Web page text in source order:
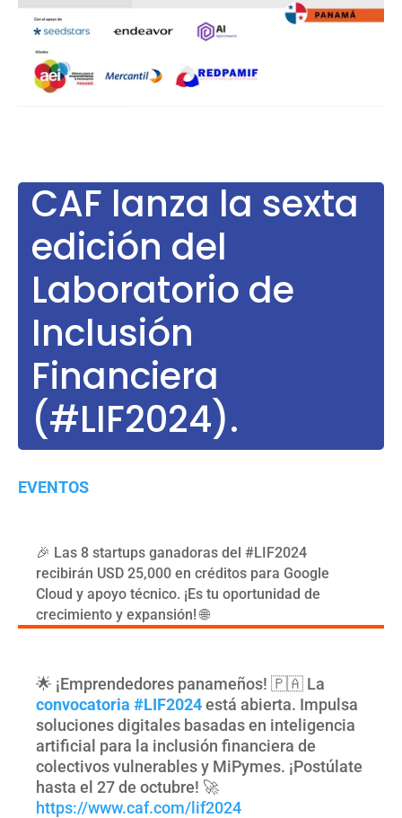
CAF lanza la sexta
edición del
Laboratorio de
Inclusión
Financiera
(#LIF2024).
EVENTOS
🎉 Las 8 startups ganadoras del #LIF2024
recibirán USD 25,000 en créditos para Google
Cloud y apoyo técnico. ¡Es tu oportunidad de
crecimiento y expansión! 🌐
🌟 ¡Emprendedores panameños! 🇵🇦 La
convocatoria #LIF2024está abierta. Impulsa
soluciones digitales basadas en inteligencia
artificial para la inclusión financiera de
colectivos vulnerables y MiPymes. ¡Postúlate
hasta el 27 de octubre! 🚀
https://www.caf.com/lif2024